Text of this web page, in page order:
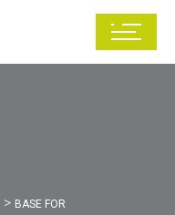
> BASE FOR